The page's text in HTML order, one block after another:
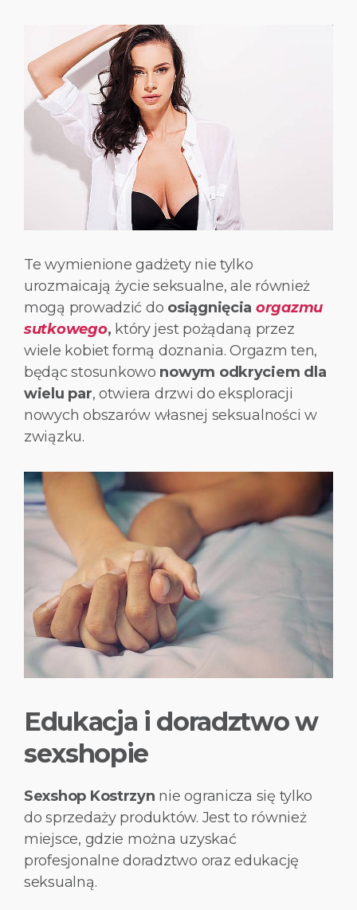
Te wymienione gadżety nie tylko
urozmaicają życie seksualne, ale również
mogą prowadzić do osiągnięcia orgazmu
sutkowego, który jest pożądaną przez
wiele kobiet formą doznania. Orgazm ten,
będąc stosunkowo nowym odkryciem dla
wielu par, otwiera drzwi do eksploracji
nowych obszarów własnej seksualności w
związku.
Edukacja i doradztwo w
sexshopie
Sexshop Kostrzyn nie ogranicza się tylko
do sprzedaży produktów. Jest to również
miejsce, gdzie można uzyskać
profesjonalne doradztwo oraz edukację
seksualną.